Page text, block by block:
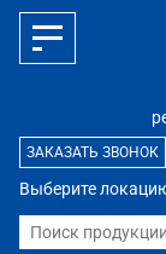
Выберите
ЗАКАЗАТЬ ЗВОНОК